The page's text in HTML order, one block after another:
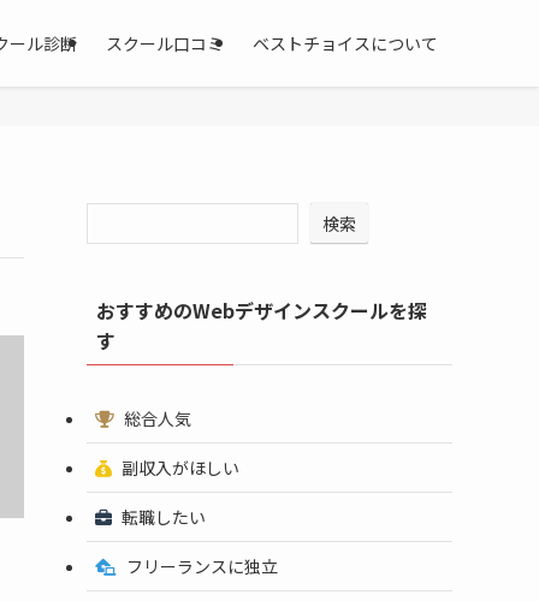
ール診断 スクール口コミ ベストチョイスについて
検索
おすすめのWebデザインスクールを探
す
総合人気
副収入がほしい
転職したい
フリーランスに独立